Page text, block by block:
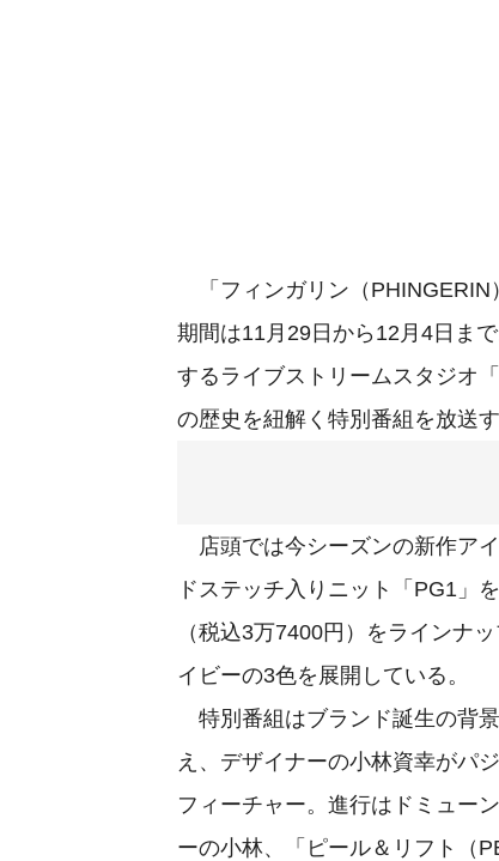
「フィンガリン（PHINGERIN
期間は11月29日から12月4日ま
するライブストリームスタジオ
の歴史を紐解く特別番組を放送
店頭では今シーズンの新作ア
ドステッチ入りニット「PG1」
（税込3万7400円）をラインナ
イビーの3色を展開している。
特別番組はブランド誕生の背
え、デザイナーの小林資幸がパ
フィーチャー。進行はドミュー
ーの小林、「ピール＆リフト（